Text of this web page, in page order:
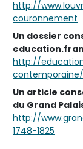
http://
couronnement
Un dossier
http://
Un article
du Grand
http://
1748-1825